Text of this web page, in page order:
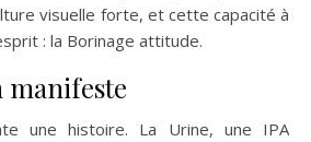
visuelle forte, et cette capacité à
: la Borinage attitude.
manifeste
une histoire. La Urine, une IPA